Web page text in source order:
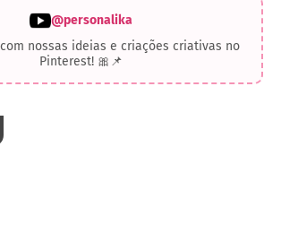
@personalika
nossas ideias e criações criativas no
Pinterest! 🎀📌